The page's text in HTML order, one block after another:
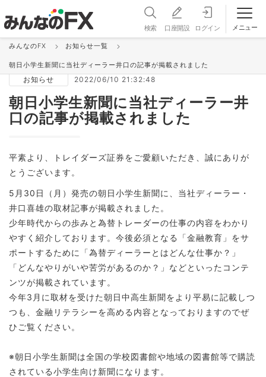
検索 口座開設 ログイン メニュー
お知らせ＆更新情報 一覧
みんなのFX お知らせ一覧
朝日小学生新聞に当社ディーラー井口の記事が掲載されました
お知らせ 2022/06/10 21:32:48
朝日小学生新聞に当社ディーラー井
口の記事が掲載されました
平素より、トレイダーズ証券をご愛顧いただき、誠にありが
とうございます。
5月30日（月）発売の朝日小学生新聞に、当社ディーラー・
井口喜雄の取材記事が掲載されました。
少年時代からの歩みと為替トレーダーの仕事の内容をわかり
やすく紹介しております。今後必須となる「金融教育」をサ
ポートするために「為替ディーラーとはどんな仕事か？」
「どんなやりがいや苦労があるのか？」などといったコンテ
ンツが掲載されています。
今年3月に取材を受けた朝日中高生新聞をより平易に記載しつ
つも、金融リテラシーを高める内容となっておりますのでぜ
ひご覧ください。
※朝日小学生新聞は全国の学校図書館や地域の図書館等で購読
されている小学生向け新聞になります。